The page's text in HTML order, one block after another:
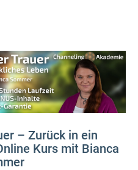
– Zurück in ein
Kurs mit Bianca